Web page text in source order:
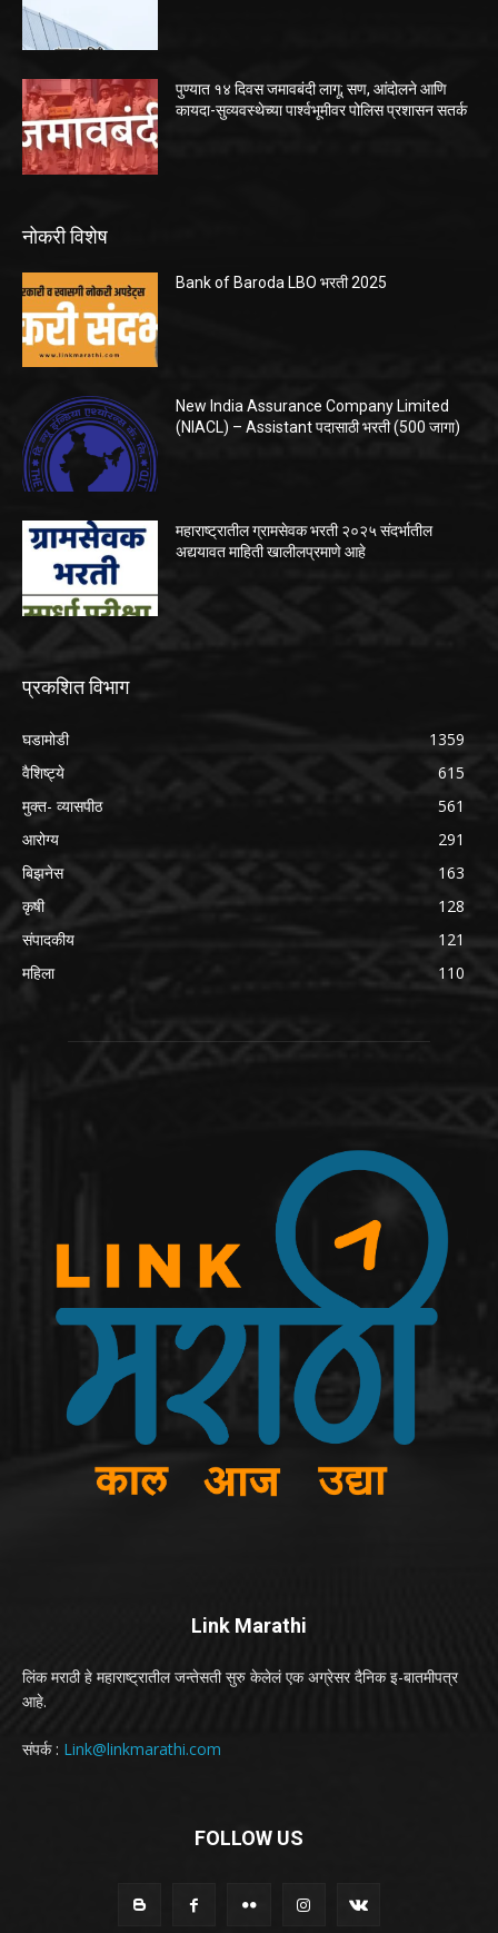
पुण्यात १४ दिवस जमावबंदी लागू; सण, आंदोलने आणि
कायदा-सुव्यवस्थेच्या पार्श्वभूमीवर पोलिस प्रशासन सतर्क
नोकरी विशेष
Bank of Baroda LBO भरती 2025
New India Assurance Company Limited
(NIACL) – Assistant पदासाठी भरती (500 जागा)
महाराष्ट्रातील ग्रामसेवक भरती २०२५ संदर्भातील
अद्ययावत माहिती खालीलप्रमाणे आहे
प्रकशित विभाग
घडामोडी
1359
वैशिष्ट्ये
615
मुक्त- व्यासपीठ
561
आरोग्य
291
बिझनेस
163
कृषी
128
संपादकीय
121
महिला
110
Link Marathi
लिंक मराठी हे महाराष्ट्रातील जन्तेसती सुरु केलेलं एक अग्रेसर दैनिक इ-बातमीपत्र
आहे.
संपर्क : Link@linkmarathi.com
FOLLOW US